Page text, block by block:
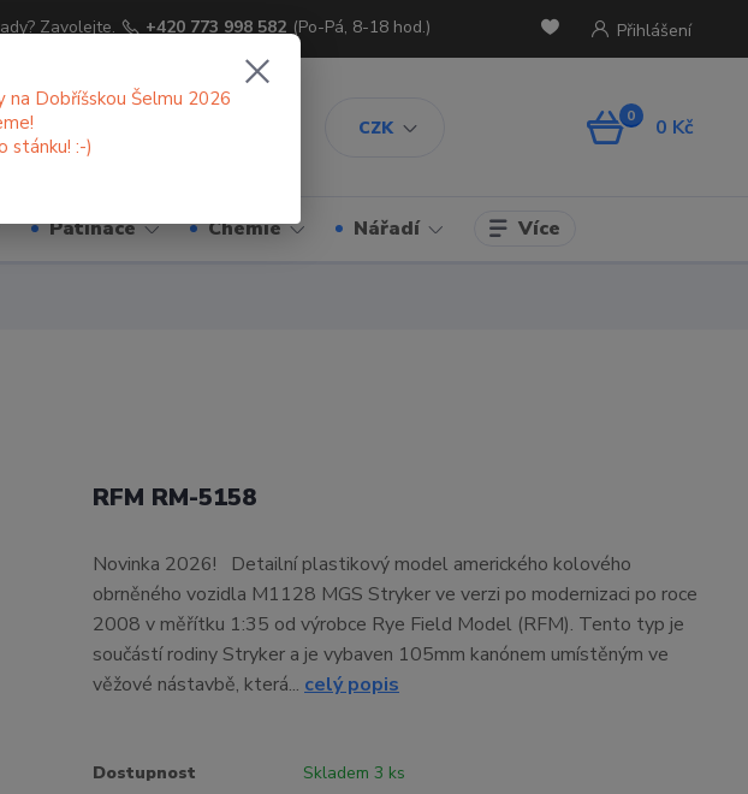
CZK
Přihlášení
Zavolejte. +420 773 998 582 (Po-Pá, 8-18 hod.)
0 0 Kč
Patinace Chemie Nářadí Více
RFM RM-5158
Novinka 2026! Detailní plastikový model amerického kolového
obrněného vozidla M1128 MGS Stryker ve verzi po modernizaci po roce
2008 v měřítku 1:35 od výrobce Rye Field Model (RFM). Tento typ je
součástí rodiny Stryker a je vybaven 105mm kanónem umístěným ve
věžové nástavbě, která... celý popis
Dostupnost Skladem 3 ks
na Dobříšskou Šelmu 2026
stánku! :-)